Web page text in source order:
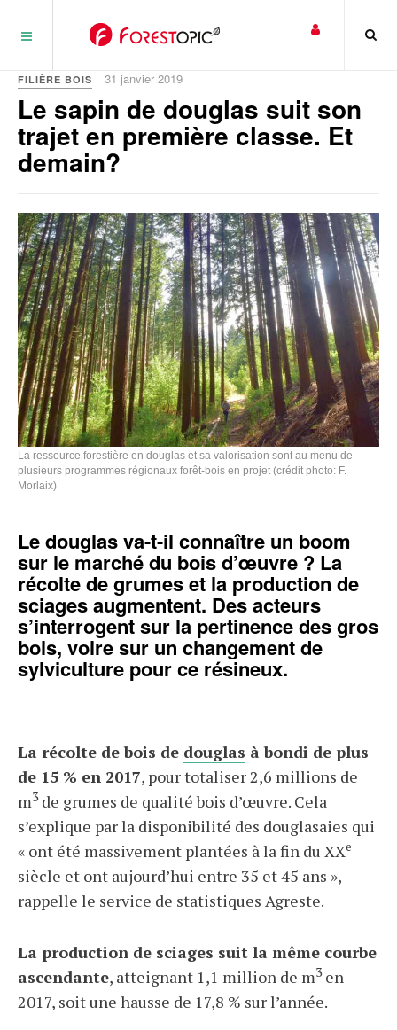
FILIÈRE BOIS 31 janvier 2019
Le sapin de douglas suit son
trajet en première classe. Et
demain?
La ressource forestière en douglas et sa valorisation sont au menu de
plusieurs programmes régionaux forêt-bois en projet (crédit photo: F.
Morlaix)
Le douglas va-t-il connaître un boom
sur le marché du bois d’œuvre ? La
récolte de grumes et la production de
sciages augmentent. Des acteurs
s’interrogent sur la pertinence des gros
bois, voire sur un changement de
sylviculture pour ce résineux.
La récolte de bois de douglas à bondi de plus
de 15 % en 2017, pour totaliser 2,6 millions de
m3de grumes de qualité bois d’œuvre. Cela
s’explique par la disponibilité des douglasaies qui
« ont été massivement plantées à la fin du XXe
siècle et ont aujourd’hui entre 35 et 45 ans »,
rappelle le service de statistiques Agreste.
La production de sciages suit la même courbe
ascendante, atteignant 1,1 million de m3en
2017, soit une hausse de 17,8 % sur l’année.